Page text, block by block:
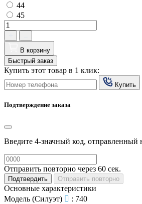
44
45
В корзину
Быстрый заказ
Купить этот товар в 1 клик:
Купить
Подтверждение заказа
Введите 4-значный код, отправленный
Отправить повторно через 60 сек.
Подтвердить Отправить повторно
Основные характеристики
Модель (Силуэт)
: 740